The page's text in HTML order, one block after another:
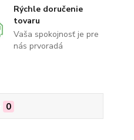
Rýchle doručenie
tovaru
Vaša spokojnosť je pre
nás prvoradá
0